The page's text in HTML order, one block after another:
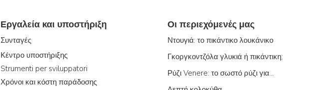
Εργαλεία και υποστήριξη
Συνταγές
Κέντρο υποστήριξης
Strumenti per sviluppatori
Χρόνοι και κόστη παράδοσης
Οι περιεχόμενές μας
Ντουγιά: το πικάντικο λουκάνικο
Γκοργκοντζόλα γλυκιά ή πικάντικη;
Ρύζι Venere: το σωστό ρύζι για...